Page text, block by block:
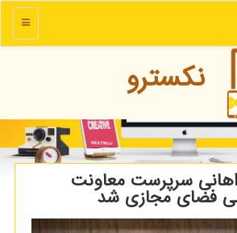
منو
نكسترو
سرپرست معاونت
فضای مجازی شد